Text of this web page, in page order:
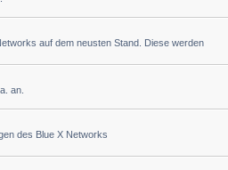
auf dem neusten Stand. Diese werden
an.
des Blue X Networks